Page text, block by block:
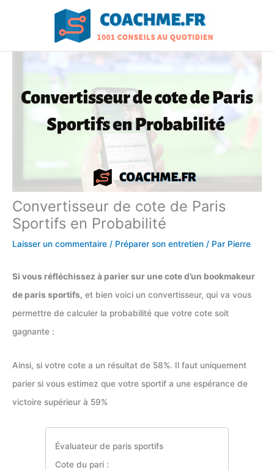
Convertisseur de cote de Paris
Sportifs en Probabilité
Laisser un commentaire / Préparer son entretien / Par Pierre
Si vous réfléchissez à parier sur une cote d’un bookmakeur
de paris sportifs, et bien voici un convertisseur, qui va vous
permettre de calculer la probabilité que votre cote soit
gagnante :
Ainsi, si votre cote a un résultat de 58%. Il faut uniquement
parier si vous estimez que votre sportif a une espérance de
victoire supérieur à 59%
Évaluateur de paris sportifs
Cote du pari :